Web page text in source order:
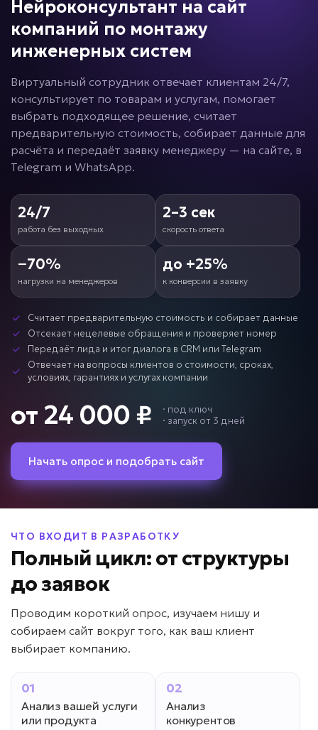
Нейроконсультант на сайт
компаний по монтажу
инженерных систем
Виртуальный сотрудник отвечает клиентам 24/7,
консультирует по товарам и услугам, помогает
выбрать подходящее решение, считает
предварительную стоимость, собирает данные для
расчёта и передаёт заявку менеджеру — на сайте, в
Telegram и WhatsApp.
24/7
работа без выходных
2–3 сек
скорость ответа
−70%
нагрузки на менеджеров
до +25%
к конверсии в заявку
Считает предварительную стоимость и собирает данные
Отсекает нецелевые обращения и проверяет номер
Передаёт лида и итог диалога в CRM или Telegram
Отвечает на вопросы клиентов о стоимости, сроках,
условиях, гарантиях и услугах компании
от 24 000 ₽ · под ключ
· запуск от 3 дней
Начать опрос и подобрать сайт
ЧТО ВХОДИТ В РАЗРАБОТКУ
Полный цикл: от структуры
до заявок
Проводим короткий опрос, изучаем нишу и
собираем сайт вокруг того, как ваш клиент
выбирает компанию.
01
Анализ вашей услуги
или продукта
02
Анализ
конкурентов